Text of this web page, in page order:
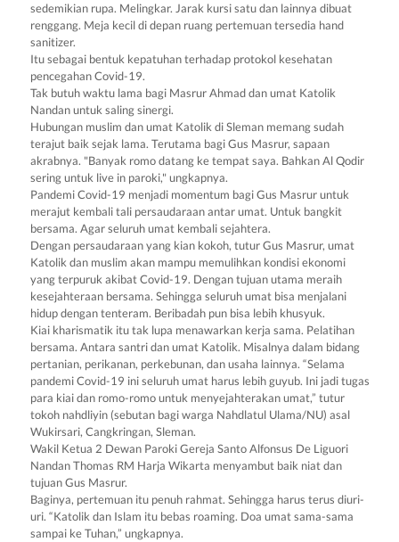
sedemikian rupa. Melingkar. Jarak kursi satu dan lainnya dibuat
renggang. Meja kecil di depan ruang pertemuan tersedia hand
sanitizer.
Itu sebagai bentuk kepatuhan terhadap protokol kesehatan
pencegahan Covid-19.
Tak butuh waktu lama bagi Masrur Ahmad dan umat Katolik
Nandan untuk saling sinergi.
Hubungan muslim dan umat Katolik di Sleman memang sudah
terajut baik sejak lama. Terutama bagi Gus Masrur, sapaan
akrabnya. "Banyak romo datang ke tempat saya. Bahkan Al Qodir
sering untuk live in paroki," ungkapnya.
Pandemi Covid-19 menjadi momentum bagi Gus Masrur untuk
merajut kembali tali persaudaraan antar umat. Untuk bangkit
bersama. Agar seluruh umat kembali sejahtera.
Dengan persaudaraan yang kian kokoh, tutur Gus Masrur, umat
Katolik dan muslim akan mampu memulihkan kondisi ekonomi
yang terpuruk akibat Covid-19. Dengan tujuan utama meraih
kesejahteraan bersama. Sehingga seluruh umat bisa menjalani
hidup dengan tenteram. Beribadah pun bisa lebih khusyuk.
Kiai kharismatik itu tak lupa menawarkan kerja sama. Pelatihan
bersama. Antara santri dan umat Katolik. Misalnya dalam bidang
pertanian, perikanan, perkebunan, dan usaha lainnya. “Selama
pandemi Covid-19 ini seluruh umat harus lebih guyub. Ini jadi tugas
para kiai dan romo-romo untuk menyejahterakan umat,” tutur
tokoh nahdliyin (sebutan bagi warga Nahdlatul Ulama/NU) asal
Wukirsari, Cangkringan, Sleman.
Wakil Ketua 2 Dewan Paroki Gereja Santo Alfonsus De Liguori
Nandan Thomas RM Harja Wikarta menyambut baik niat dan
tujuan Gus Masrur.
Baginya, pertemuan itu penuh rahmat. Sehingga harus terus diuri-
uri. “Katolik dan Islam itu bebas roaming. Doa umat sama-sama
sampai ke Tuhan,” ungkapnya.